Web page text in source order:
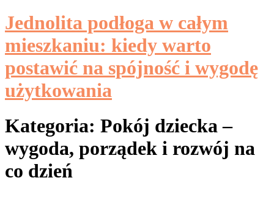
Jednolita podłoga w całym
mieszkaniu: kiedy warto
postawić na spójność i wygodę
użytkowania
Kategoria: Pokój dziecka –
wygoda, porządek i rozwój na
co dzień